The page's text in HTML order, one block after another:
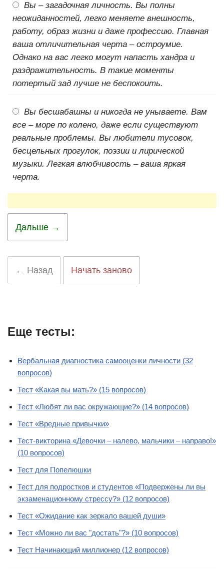
Вы – загадочная личность. Вы полны
неожиданностей, легко меняете внешность,
работу, образ жизни и даже профессию. Главная
ваша отличительная черта – остроумие.
Однако на вас легко могут напасть хандра и
раздражительность. В такие моменты
потертый зад лучше не беспокоить.
Вы бесшабашны и никогда не унываете. Вам
все – море по колено, даже если существуют
реальные проблемы. Вы любители тусовок,
бесцельных прогулок, поэзии и лирической
музыки. Легкая влюбчивость – ваша яркая
черта.
Дальше →
← Назад Начать заново
Еще тесты:
Вербальная диагностика самооценки личности (32
вопросов)
Тест «Какая вы мать?» (15 вопросов)
Тест «Любят ли вас окружающие?» (14 вопросов)
Тест «Вредные привычки»
Тест-викторина «Девочки – налево, мальчики – направо!»
(10 вопросов)
Тест для Попелюшки
Тест для подростков и студентов «Подвержены ли вы
экзаменационному стрессу?» (12 вопросов)
Тест «Ожидание как зеркало вашей души»
Тест «Можно ли вас "достать"?» (10 вопросов)
Тест Начинающий миллионер (12 вопросов)